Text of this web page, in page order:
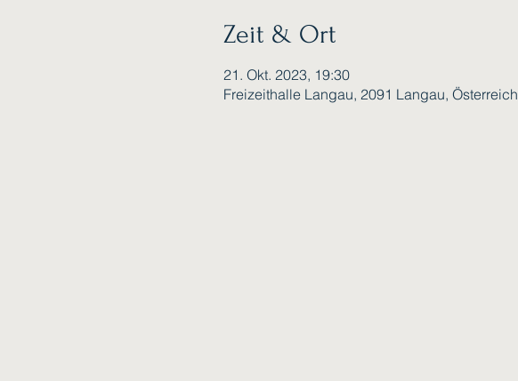
Zeit & Ort
21. Okt. 2023, 19:30
Freizeithalle Langau, 2091 Langau, Österreich